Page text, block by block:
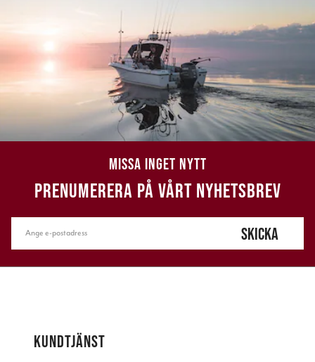
MISSA INGET NYTT
PRENUMERERA PÅ VÅRT NYHETSBREV
SKICKA
KUNDTJÄNST